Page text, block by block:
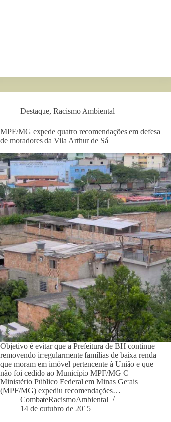
Destaque,Racismo Ambiental
MPF/MG expede quatro recomendações em defesa
de moradores da Vila Arthur de Sá
Objetivo é evitar que a Prefeitura de BH continue
removendo irregularmente famílias de baixa renda
que moram em imóvel pertencente à União e que
não foi cedido ao Município MPF/MG O
Ministério Público Federal em Minas Gerais
(MPF/MG) expediu recomendações…
CombateRacismoAmbiental
14 de outubro de 2015